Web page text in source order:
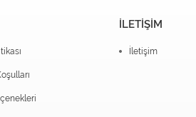
İLETİŞİM
İletişim